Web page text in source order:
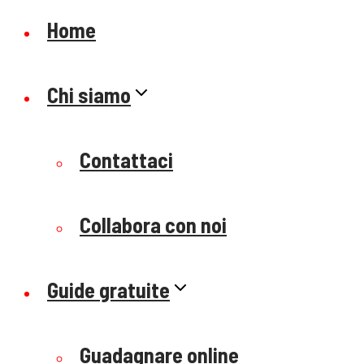
Home
Chi siamo
Contattaci
Collabora con noi
Guide gratuite
Guadagnare online